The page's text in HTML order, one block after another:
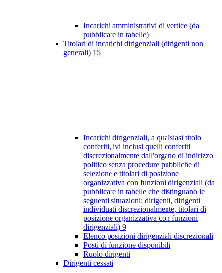
Incarichi amministrativi di vertice (da
pubblicare in tabelle)
Titolari di incarichi dirigenziali (dirigenti non
generali) 15
Incarichi dirigenziali, a qualsiasi titolo
conferiti, ivi inclusi quelli conferiti
discrezionalmente dall'organo di indirizzo
politico senza procedure pubbliche di
selezione e titolari di posizione
organizzativa con funzioni dirigenziali (da
pubblicare in tabelle che distinguano le
seguenti situazioni: dirigenti, dirigenti
individuati discrezionalmente, titolari di
posizione organizzativa con funzioni
dirigenziali) 9
Elenco posizioni dirigenziali discrezionali
Posti di funzione disponibili
Ruolo dirigenti
Dirigenti cessati